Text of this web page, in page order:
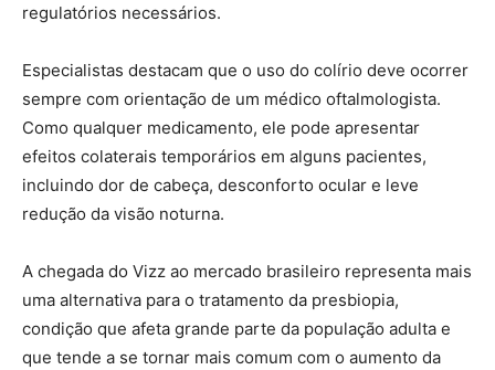
regulatórios necessários.
Especialistas destacam que o uso do colírio deve ocorrer
sempre com orientação de um médico oftalmologista.
Como qualquer medicamento, ele pode apresentar
efeitos colaterais temporários em alguns pacientes,
incluindo dor de cabeça, desconforto ocular e leve
redução da visão noturna.
A chegada do Vizz ao mercado brasileiro representa mais
uma alternativa para o tratamento da presbiopia,
condição que afeta grande parte da população adulta e
que tende a se tornar mais comum com o aumento da